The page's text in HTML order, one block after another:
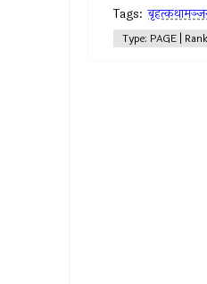
Tags:
Type: PAGE |